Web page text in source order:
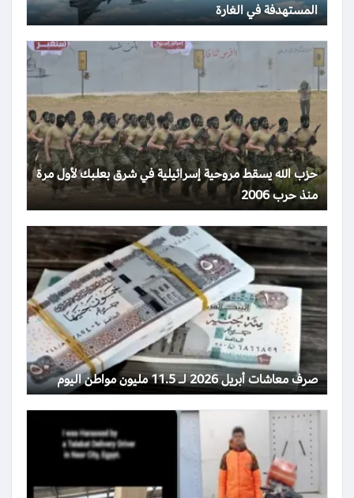
المستهدفة في الغارة
حزب الله يسقط مروحية إسرائيلية في شرق بعلبك لأول مرة
منذ حرب 2006
صرف معاشات أبريل 2026 لـ 11.5 مليون مواطن اليوم